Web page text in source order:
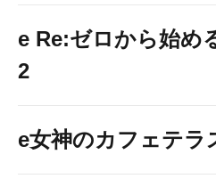
e Re:ゼロから始め
2
e女神のカフェテラ